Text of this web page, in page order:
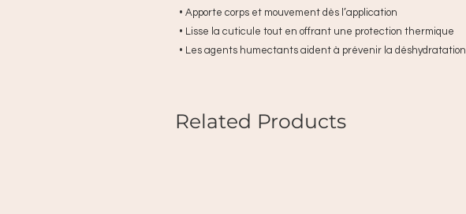
• Apporte corps et mouvement dès l’application
• Lisse la cuticule tout en offrant une protection thermique
• Les agents humectants aident à prévenir la déshydratation
Related Products